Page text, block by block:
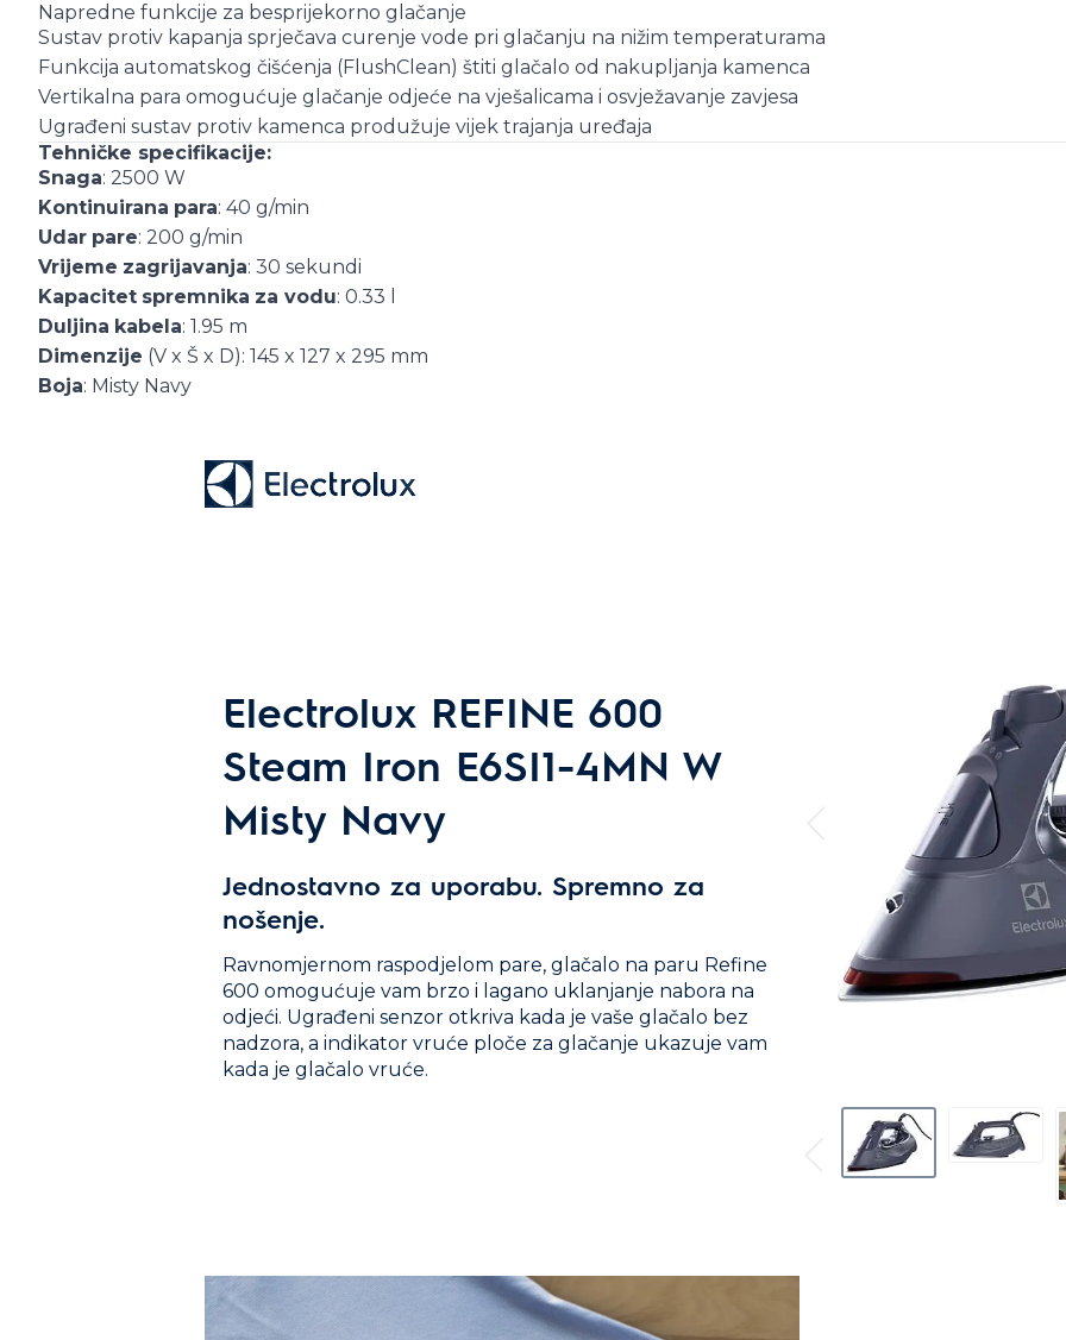
Napredne funkcije za besprijekorno glačanje
Sustav protiv kapanja sprječava curenje vode pri glačanju na nižim temperaturama
Funkcija automatskog čišćenja (FlushClean) štiti glačalo od nakupljanja kamenca
Vertikalna para omogućuje glačanje odjeće na vješalicama i osvježavanje zavjesa
Ugrađeni sustav protiv kamenca produžuje vijek trajanja uređaja
Tehničke specifikacije:
Snaga: 2500 W
Kontinuirana para: 40 g/min
Udar pare: 200 g/min
Vrijeme zagrijavanja: 30 sekundi
Kapacitet spremnika za vodu: 0.33 l
Duljina kabela: 1.95 m
Dimenzije (V x Š x D): 145 x 127 x 295 mm
Boja: Misty Navy
Electrolux REFINE 600
Steam Iron E6SI1-4MN W
Misty Navy
Jednostavno za uporabu. Spremno za
nošenje.
Ravnomjernom raspodjelom pare, glačalo na paru Refine
600 omogućuje vam brzo i lagano uklanjanje nabora na
odjeći. Ugrađeni senzor otkriva kada je vaše glačalo bez
nadzora, a indikator vruće ploče za glačanje ukazuje vam
kada je glačalo vruće.